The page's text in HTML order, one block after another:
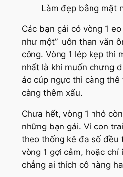
Làm đẹp bằng mặt
Các bạn gái có vòng 1
như một” luôn than vãn
công. Vòng 1 lép kẹp thì
nhất là khi muốn chưng
áo cúp ngực thì càng thê
càng thêm xấu.
Chưa hết, vòng 1 nhỏ
những bạn gái. Vì con
theo thống kê đa số đều
vòng 1 gợi cảm, hoặc
chẳng ai thích cô nàng